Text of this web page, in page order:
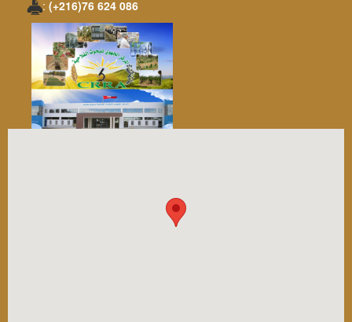
: (+216)76 624 086